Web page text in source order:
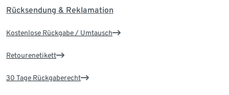
Rücksendung & Reklamation
Kostenlose Rückgabe / Umtausch
Retourenetikett
30 Tage Rückgaberecht